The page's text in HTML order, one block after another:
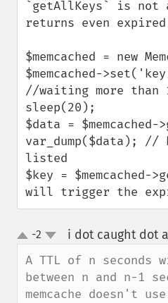
`getAllKeys` is not
returns even
$memcached = new
$memcached-
//waiting more than
sleep(20);
$data =
var_dump($data);
listed
$key =
will trigger the
up
down
-2 i dot caught dot
A TTL of n seconds
between n and n-1
memcache doesn't